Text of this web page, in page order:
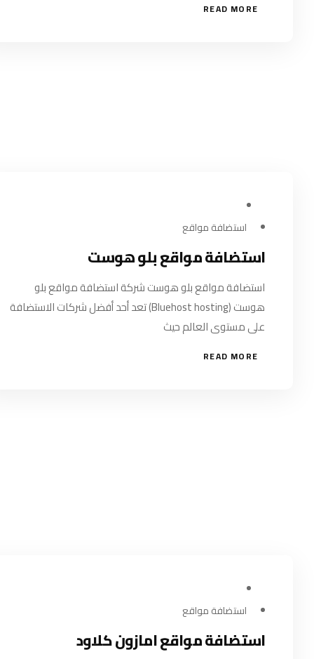
READ MORE
استضافة مواقع
استضافة مواقع بلو هوست
استضافة مواقع بلو هوست شركة استضافة مواقع بلو
هوست (Bluehost hosting) تعد أحد أفضل شركات الاستضافة
على مستوى العالم حيث
READ MORE
استضافة مواقع
استضافة مواقع امازون كلاود